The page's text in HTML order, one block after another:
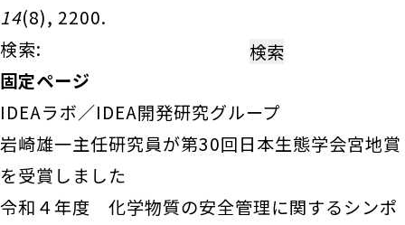
14(8), 2200.
検索:
固定ページ
IDEAラボ／IDEA開発研究グループ
岩崎雄一主任研究員が第30回日本生態学会宮地賞
を受賞しました
令和４年度 化学物質の安全管理に関するシンポ